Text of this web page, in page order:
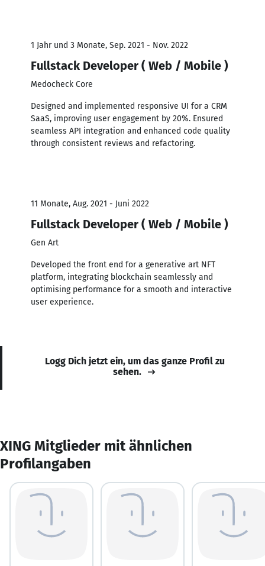
1 Jahr und 3 Monate, Sep. 2021 - Nov. 2022
Fullstack Developer ( Web / Mobile )
Medocheck Core
Designed and implemented responsive UI for a CRM
SaaS, improving user engagement by 20%. Ensured
seamless API integration and enhanced code quality
through consistent reviews and refactoring.
11 Monate, Aug. 2021 - Juni 2022
Fullstack Developer ( Web / Mobile )
Gen Art
Developed the front end for a generative art NFT
platform, integrating blockchain seamlessly and
optimising performance for a smooth and interactive
user experience.
Logg Dich jetzt ein, um das ganze Profil zu
sehen.
XING Mitglieder mit ähnlichen
Profilangaben